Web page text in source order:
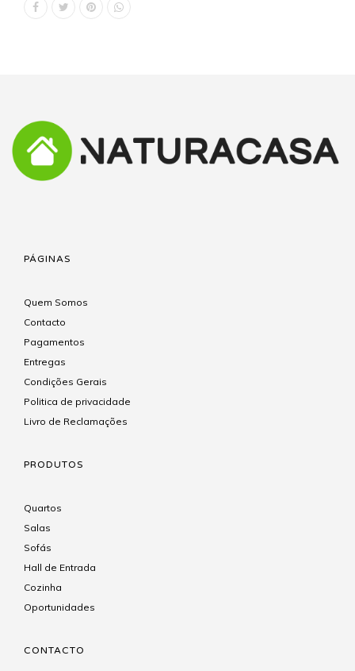
PÁGINAS
Quem Somos
Contacto
Pagamentos
Entregas
Condições Gerais
Politica de privacidade
Livro de Reclamações
PRODUTOS
Quartos
Salas
Sofás
Hall de Entrada
Cozinha
Oportunidades
CONTACTO